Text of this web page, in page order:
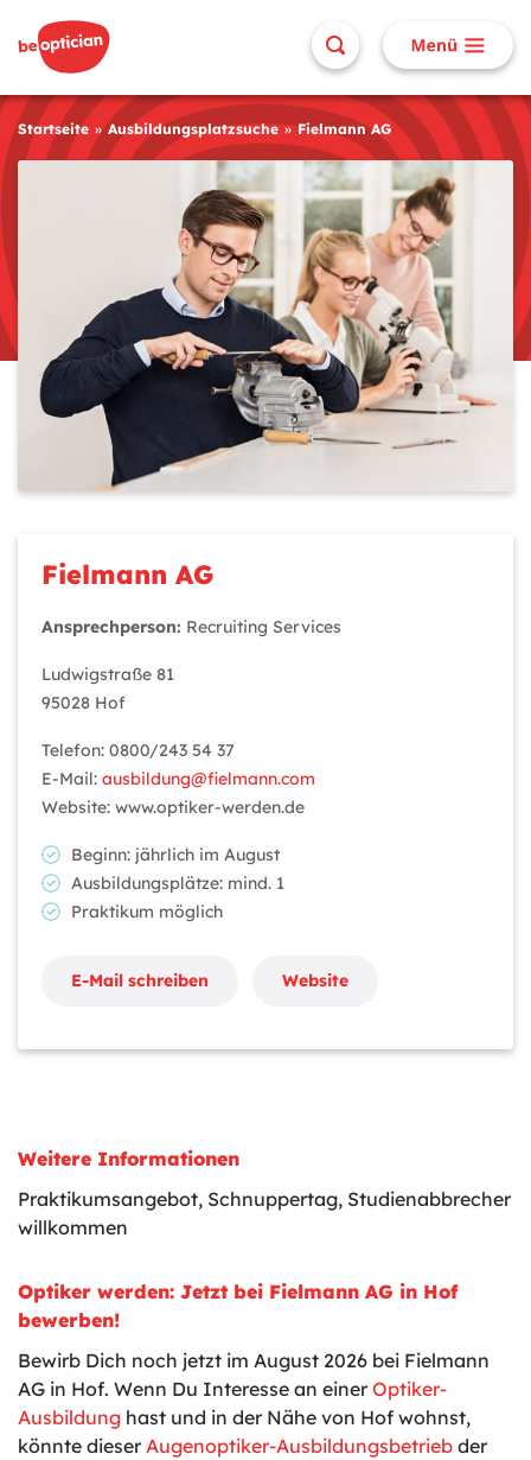
Startseite Ausbildungsplatzsuche Fielmann AG
Fielmann AG
Ansprechperson: Recruiting Services
Ludwigstraße 81
95028 Hof
Telefon: 0800/243 54 37
E-Mail: ausbildung@fielmann.com
Website: www.optiker-werden.de
Beginn: jährlich im August
Ausbildungsplätze: mind. 1
Praktikum möglich
E-Mail schreiben Website
Weitere Informationen
Praktikumsangebot, Schnuppertag, Studienabbrecher
willkommen
Optiker werden: Jetzt bei Fielmann AG in Hof
bewerben!
Bewirb Dich noch jetzt im August 2026 bei Fielmann
AG in Hof. Wenn Du Interesse an einer Optiker-
Ausbildung hast und in der Nähe von Hof wohnst,
könnte dieser Augenoptiker-Ausbildungsbetrieb der